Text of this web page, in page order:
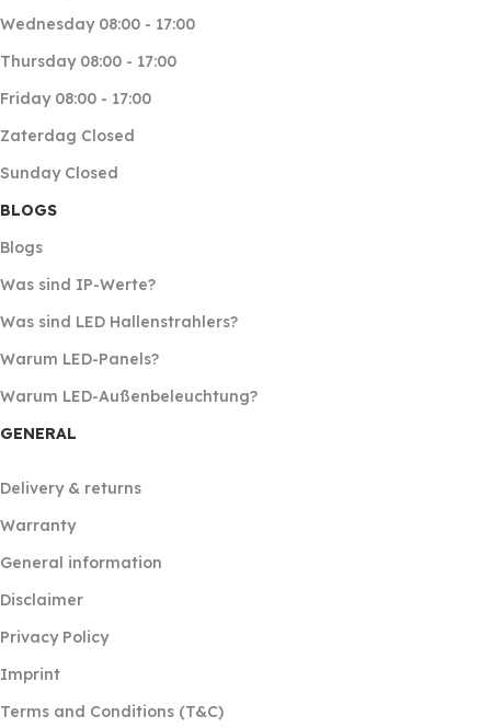
Wednesday 08:00 - 17:00
Thursday 08:00 - 17:00
Friday 08:00 - 17:00
Zaterdag Closed
Sunday Closed
BLOGS
Blogs
Was sind IP-Werte?
Was sind LED Hallenstrahlers?
Warum LED-Panels?
Warum LED-Außenbeleuchtung?
GENERAL
Delivery & returns
Warranty
General information
Disclaimer
Privacy Policy
Imprint
Terms and Conditions (T&C)